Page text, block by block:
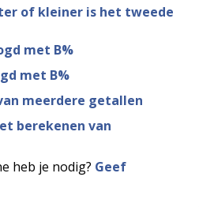
of kleiner is het tweede
met B%
met B%
meerdere getallen
berekenen van
heb je nodig? Geef